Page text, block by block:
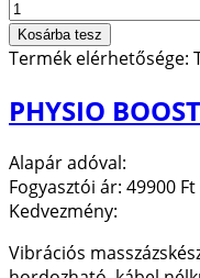
Termék elérhetősége:
PHYSIO
Alapár adóval:
Fogyasztói ár: 49900 Ft
Kedvezmény:
Vibrációs